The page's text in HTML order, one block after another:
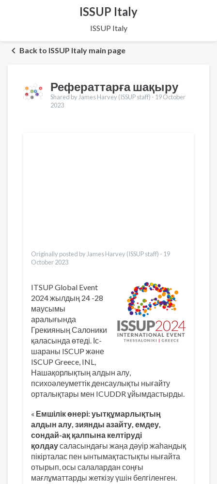
ISSUP Italy
ISSUP Italy
Back to ISSUP Italy main page
Рефераттарға шақыру
Shared by James Harvey (ISSUP staff) - 19 October
2023
Originally posted by James Harvey (ISSUP staff) - 19
October 2023
ITSUP Global Event
2024 жылдың 24 -28
маусымы
аралығында
Грекияның Салоники
қаласында өтеді. Іс-
шараны ISCUP және
ISCUP Greece, INL,
Нашақорлықтың алдын алу,
психоәлеуметтік денсаулықты нығайту
орталықтары мен ICUDDR ұйымдастырды.
« Емшілік өнері: уытқұмарлықтың
алдын алу, зиянды азайту, емдеу,
сондай-ақ қалпына келтіруді
қолдаусаласындағы жаңа дәуір жаһандық
пікірталас пен ынтымақтастықты нығайта
отырып, осы салалардан соңғы
мағлұматтарды жеткізу үшін белгіленген.